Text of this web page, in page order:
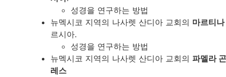
성경을 연구하는 방법
뉴멕시코 지역의 나사렛 산디아 교회의 마르티나
르시아.
성경을 연구하는 방법
뉴멕시코 지역의 나사렛 산디아 교회의 파멜라
레스